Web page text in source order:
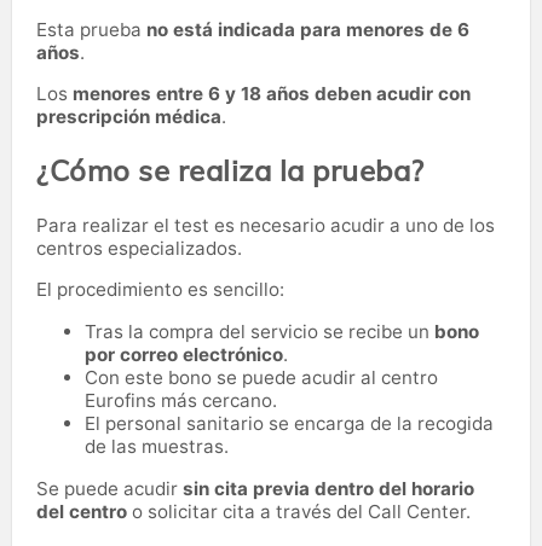
Esta prueba no está indicada para menores de 6
años.
Los menores entre 6 y 18 años deben acudir con
prescripción médica.
¿Cómo se realiza la prueba?
Para realizar el test es necesario acudir a uno de los
centros especializados.
El procedimiento es sencillo:
Tras la compra del servicio se recibe un bono
por correo electrónico.
Con este bono se puede acudir al centro
Eurofins más cercano.
El personal sanitario se encarga de la recogida
de las muestras.
Se puede acudir sin cita previa dentro del horario
del centro o solicitar cita a través del Call Center.